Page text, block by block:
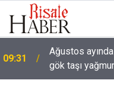
09:31
Ağustos
gök taşı